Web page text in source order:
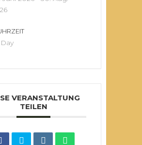
VERANSTALTUNG
TEILEN